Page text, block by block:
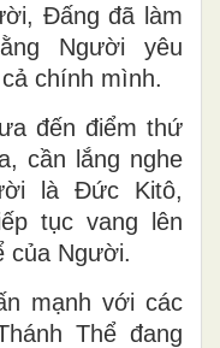
Đấng đã làm
Người yêu
chính mình.
đến điểm thứ
cần lắng nghe
là Đức Kitô,
tục vang lên
của Người.
mạnh với các
Thể đang